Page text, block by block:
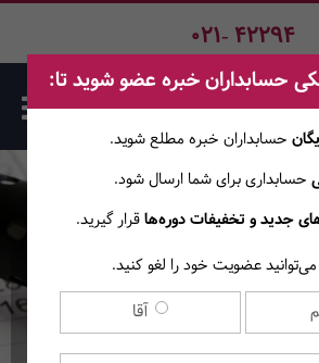
021- 42294
عملیاتی و
داخلی
حسابداران خبره عضو شوید تا:
حسابداران خبره مطلع ‎شوید.
حسابداری برای شما ارسال شود.
جدید و تخفیفات دوره‌هاقرار گیرید.
عضویت خود را لغو کنید.
آقا